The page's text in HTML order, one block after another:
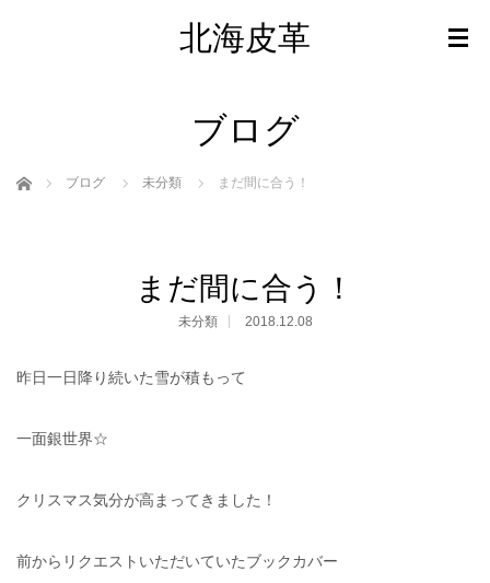
北海皮革
ブログ
ホーム ブログ 未分類 まだ間に合う！
まだ間に合う！
未分類 2018.12.08
昨日一日降り続いた雪が積もって
一面銀世界☆
クリスマス気分が高まってきました！
前からリクエストいただいていたブックカバー